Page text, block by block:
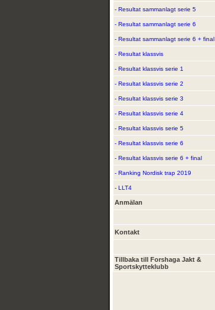
- Resultat sammanlagt serie 5
- Resultat sammanlagt serie 6
- Resultat sammanlagt serie 6 + final
- Resultat klassvis
- Resultat klassvis serie 1
- Resultat klassvis serie 2
- Resultat klassvis serie 3
- Resultat klassvis serie 4
- Resultat klassvis serie 5
- Resultat klassvis serie 6
- Resultat klassvis serie 6 + final
- Ranking Nordisk trap 2019
- LLT4
Anmälan
Kontakt
Tillbaka till Forshaga Jakt &
Sportskytteklubb